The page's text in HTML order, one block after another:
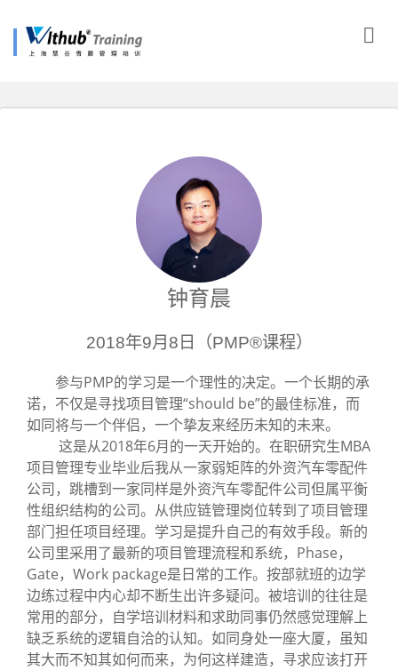
钟育晨
2018年9月8日（PMP®课程）
参与PMP的学习是一个理性的决定。一个长期的承
诺，不仅是寻找项目管理“should be”的最佳标准，而
如同将与一个伴侣，一个挚友来经历未知的未来。
这是从2018年6月的一天开始的。在职研究生MBA
项目管理专业毕业后我从一家弱矩阵的外资汽车零配件
公司，跳槽到一家同样是外资汽车零配件公司但属平衡
性组织结构的公司。从供应链管理岗位转到了项目管理
部门担任项目经理。学习是提升自己的有效手段。新的
公司里采用了最新的项目管理流程和系统，Phase，
Gate，Work package是日常的工作。按部就班的边学
边练过程中内心却不断生出许多疑问。被培训的往往是
常用的部分，自学培训材料和求助同事仍然感觉理解上
缺乏系统的逻辑自洽的认知。如同身处一座大厦，虽知
其大而不知其如何而来，为何这样建造，寻求应该打开